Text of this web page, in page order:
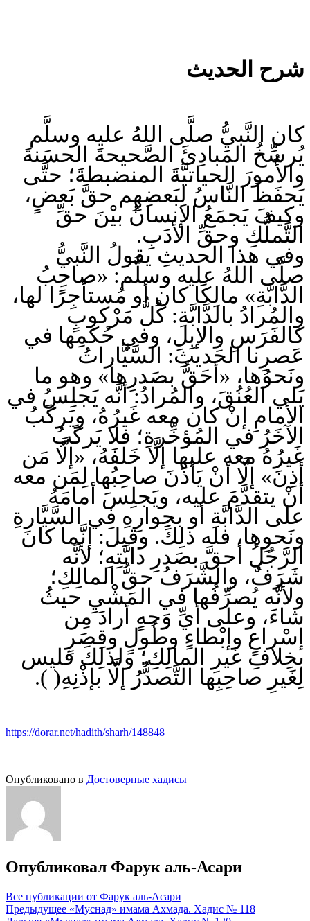
شرح الحديث
كان النَّبيُّ صلَّى اللهُ عليه وسلَّم
يُرسِّخُ المَبادِئَ الصَّحيحةَ الحسَنةَ
والأُمورَ الحياتيَّةَ المنضبطةَ؛ حتَّى
يَحفَظَ النَّاسُ لِبَعضِهِم حقَّ بَعضٍ،
وكيفَ يَجمَعُ الإنسانُ بيْنَ حقِّ
التَّملُّكِ وحقِّ الأدَبِ.
وفي هذا الحديثِ يقولُ النَّبيُّ
صلَّى اللهُ عليه وسلَّم: «صاحِبُ
الدَّابَّةِ» مالِكًا كان أو مُستأجِرًا لها،
والمُرادُ بالدَّابَّةِ: كُلُّ مَرْكوبٍ
كالفَرَسِ والإبِلِ، وفي حُكمِها في
عَصرِنا الحَديثِ: السَّيَّاراتُ
ونَحوُها، «أحَقُّ بصَدرِها» وهو ما
يَلي العُنُقَ، والمُرادُ: أنَّه يَجلِسُ في
الأمامِ إنْ كان معه غَيرُهُ، ويَركَبُ
الآخَرُ في المُؤخِّرةِ؛ فلا يَركَبُ
غَيرُهُ معه عليها إلَّا خَلفَهُ، «إلَّا مَن
أذِنَ» إلَّا أنْ يَأذَنَ صاحِبُها لِمَن معه
أنْ يتقدَّمَ عليه، ويَجلِسَ أمامَهُ
على الدَّابَّةِ أو بجِوارِهِ في السَّيَّارةِ
ونَحوِها، فله ذلِكَ. وقيلَ: إنَّما كانَ
الرَّجُلُ أحقَّ بصَدرِ دابَّتِهِ؛ لأنَّه
شَرَفٌ، والشَّرَفُ حقُّ المالِكِ؛
ولأنَّه يُصرِّفُها في المَشْيِ حيثُ
شاءَ، وعلى أيِّ وَجهٍ أرادَ مِن
إسْراعٍ وإبْطاءٍ وطُولٍ وقِصَرٍ
بخِلافِ غَيرِ المالِكِ؛ ولذلِكَ فليس
لِغَيرِ صاحِبِها التَّصدُّرُ إلَّا بإذْنِهِ( ).
https://dorar.net/hadith/sharh/148848
Опубликовано в Достоверные хадисы
Опубликовал Фарук аль-Асари
Все публикации от Фарук аль-Асари
Навигация
Предыдущее «Муснад» имама Ахмада. Хадис № 118